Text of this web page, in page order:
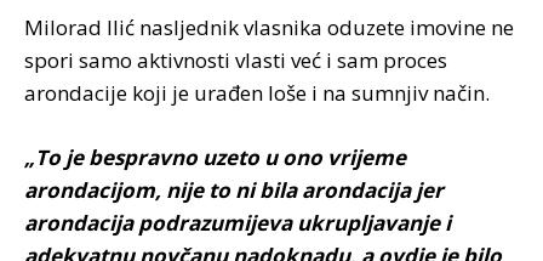
Milorad Ilić nasljednik vlasnika oduzete imovine ne
spori samo aktivnosti vlasti već i sam proces
arondacije koji je urađen loše i na sumnjiv način.
„To je bespravno uzeto u ono vrijeme
arondacijom, nije to ni bila arondacija jer
arondacija podrazumijeva ukrupljavanje i